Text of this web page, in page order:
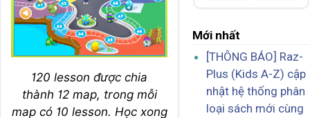
120 lesson được chia
thành 12 map, trong mỗi
map có 10 lesson. Học xong
Mới nhất
[THÔNG BÁO] Raz-
Plus (Kids A-Z) cập
nhật hệ thống phân
loại sách mới cùng